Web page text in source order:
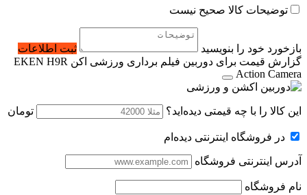
توضیحات کالا صحیح نیست
بازخورد خود را بنویسید
ثبت اطلاعات
گزارش قیمت برای دوربین فیلم برداری ورزشی اکن EKEN H9R
Action Camera
این کالا را با چه قیمتی دیده‌اید؟ تومان
در فروشگاه اینترنتی دیده‌ام
آدرس اینترنتی فروشگاه
نام فروشگاه